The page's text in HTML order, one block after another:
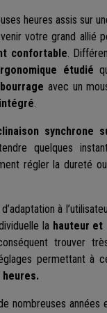
heures assis sur
votre grand allié
confortable.
étudié
avec un
.
quelques
régler la dureté
à
la hauteur et
trouver
permettant à
heures.
nombreuses